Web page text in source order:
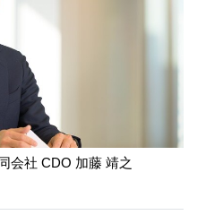
会社 CDO 加藤 靖之